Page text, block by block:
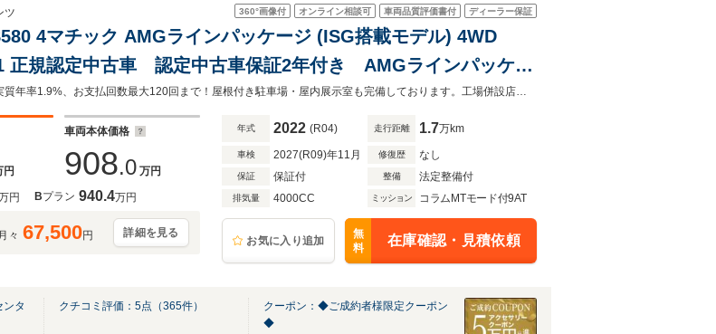
360°画像付 オンライン相談可 車両品質評価書付 ディーラー保証
ツ
4マチック AMGラインパッケージ (ISG搭載モデル) 4WD
正規認定中古車 認定中古車保証2年付き AMGラインパッケー
ックスライディングルーフ ブルメスターサラウンドサウンド
360°カメラ オートトランク レーダーセーフティ
オートローンは実質年率1.9%、お支払回数最大120回まで！屋根付き駐車場・屋内展示室も完備しております。工場併設店舗の為アフターフォローもお任せ下さい！
円
車両本体価格
908.0 万円
円 Bプラン 940.4万円
月々 67,500円 詳細を見る
年式 2022 (R04) 走行距離 1.7万km
車検 2027(R09)年11月 修復歴 なし
保証 保証付 整備 法定整備付
排気量 4000CC ミッション コラムMTモード付9AT
お気に入り追加
無
料
在庫確認・見積依頼
タ
クチコミ評価： 5点（365件）
クーポン：◆ご成約者様限定クーポン
◆